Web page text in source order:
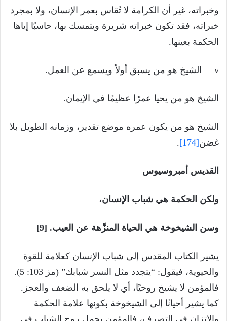
وخبراته، غير أن الكرامة لا تُقاس بعمر الإنسان، ولا بمجرد
خبراته، فقد تكون خبراته شريرة ويتمسك بها، حاسبًا إياها
الحكمة بعينها.
v الشيخ هو من يسبق أولاً ويسمع عن العمل.
الشيخ هو من يحيا عمرًا عظيمًا في الإيمان.
الشيخ هو من يكون عمره موضع تقدير، وزمانه الطويل بلا
غضن[174]
.
القديس أمبروسيوس
ولكن الحكمة هي شباب الإنسان،
وسن الشيخوخة هي الحياة المنزَّهة عن العيب. [9]
يشير الكتاب المقدس إلى شباب الإنسان كعلامة للقوة
والحيوية، فيقول: “يتجدد مثل النسر شبابك” (مز 103: 5).
فالمؤمن لا يشيخ روحيًا، أي لا يلحق به الضعف والعجز.
كما يشير أحيانًا إلى الشيخوخة بكونها علامة الحكمة
والاتزان في التصرف، فالمؤمن يحمل روح الشباب في